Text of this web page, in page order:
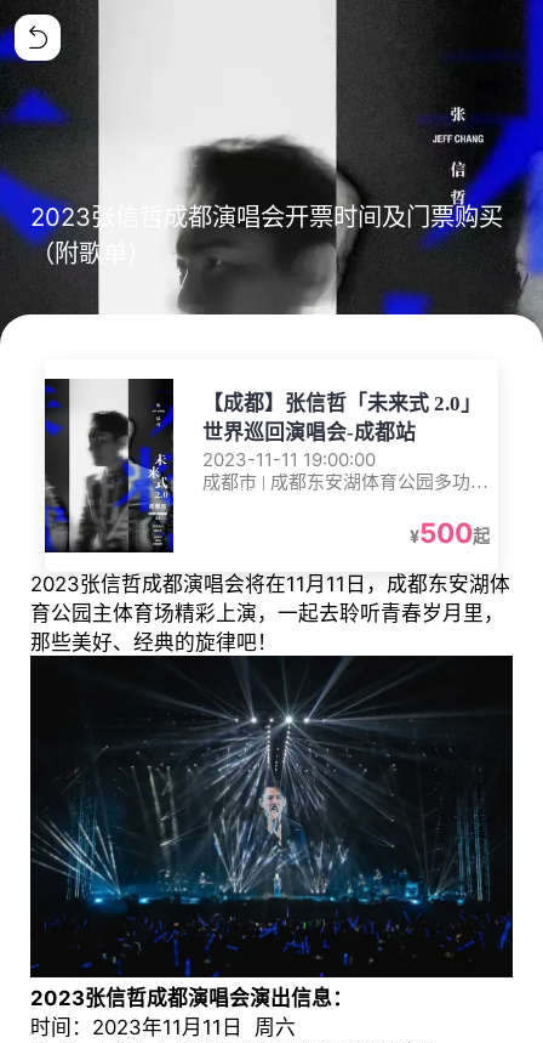
2023张信哲成都演唱会开票时间及门票购买
（附歌单）
【成都】张信哲「未来式 2.0」
世界巡回演唱会-成都站
2023-11-11 19:00:00
成都市 | 成都东安湖体育公园多功能
¥500起
2023张信哲成都演唱会将在11月11日，成都东安湖体
育公园主体育场精彩上演，一起去聆听青春岁月里，
那些美好、经典的旋律吧！
2023张信哲成都演唱会演出信息：
时间：2023年11月11日 周六